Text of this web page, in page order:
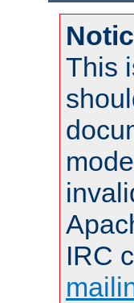
This
IRC